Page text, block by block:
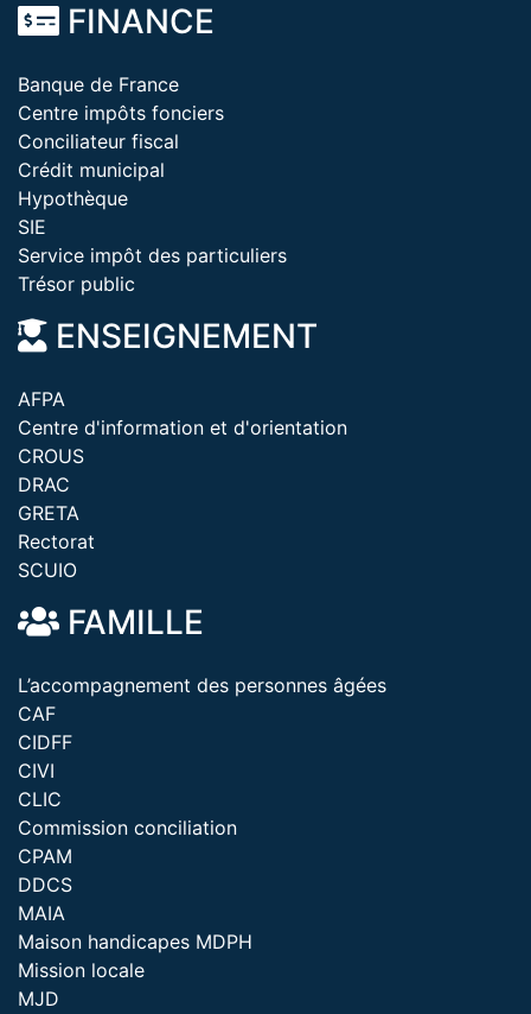
FINANCE
Banque de France
Centre impôts fonciers
Conciliateur fiscal
Crédit municipal
Hypothèque
SIE
Service impôt des particuliers
Trésor public
ENSEIGNEMENT
AFPA
Centre d'information et d'orientation
CROUS
DRAC
GRETA
Rectorat
SCUIO
FAMILLE
L’accompagnement des personnes âgées
CAF
CIDFF
CIVI
CLIC
Commission conciliation
CPAM
DDCS
MAIA
Maison handicapes MDPH
Mission locale
MJD